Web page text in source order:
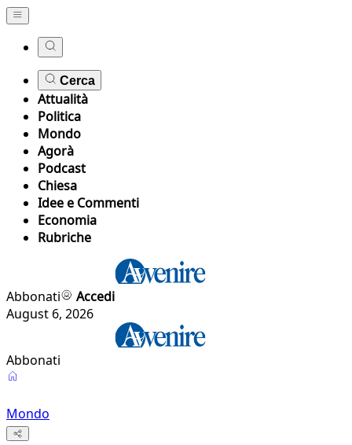
Cerca
Attualità
Politica
Mondo
Agorà
Podcast
Chiesa
Idee e Commenti
Economia
Rubriche
Abbonati
Accedi
August 6, 2026
Abbonati
Mondo